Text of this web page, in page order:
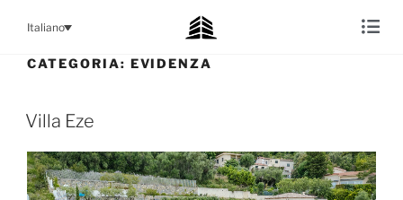
Italiano
CATEGORIA: EVIDENZA
Villa Eze